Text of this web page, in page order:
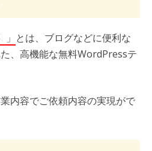
とは、ブログなどに便利な
、高機能な無料WordPressテ
内容でご依頼内容の実現がで